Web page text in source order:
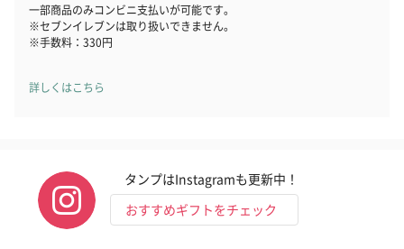
ンセンススティック
お酒
お酒を同梱してお届けいたします。
一部商品のみコンビニ支払いが可能です。
※セブンイレブンは取り扱いできません。
※手数料：330円
詳しくはこちら
タンプはInstagramも更新中！
おすすめギフトをチェック